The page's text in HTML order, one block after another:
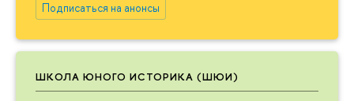
Подписаться на анонсы
ШКОЛА ЮНОГО ИСТОРИКА (ШЮИ)